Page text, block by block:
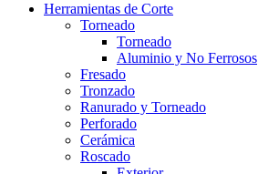
Herramientas de Corte
Torneado
Torneado
Aluminio y No Ferrosos
Fresado
Tronzado
Ranurado y Torneado
Perforado
Cerámica
Roscado